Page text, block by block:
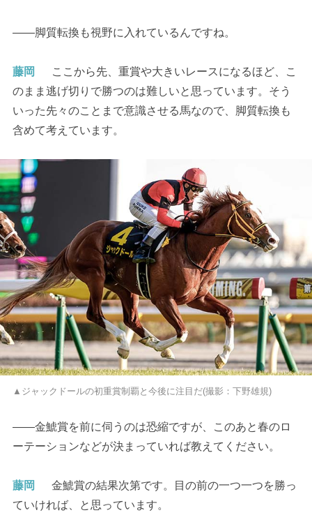
――脚質転換も視野に入れているんですね。
藤岡
ここから先、重賞や大きいレースになるほど、こ
のまま逃げ切りで勝つのは難しいと思っています。そう
いった先々のことまで意識させる馬なので、脚質転換も
含めて考えています。
▲ジャックドールの初重賞制覇と今後に注目だ(撮影：下野雄規)
――金鯱賞を前に伺うのは恐縮ですが、このあと春のロ
ーテーションなどが決まっていれば教えてください。
藤岡
金鯱賞の結果次第です。目の前の一つ一つを勝っ
ていければ、と思っています。